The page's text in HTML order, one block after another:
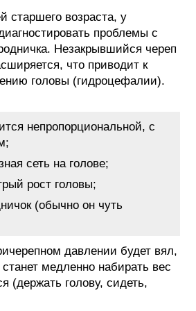
старшего возраста, у
проблемы с
Незакрывшийся череп
что приводит к
головы (гидроцефалии).
непропорциональной, с
сеть на голове;
рост головы;
(обычно он чуть
давлении будет вял,
медленно набирать вес
(держать голову, сидеть,